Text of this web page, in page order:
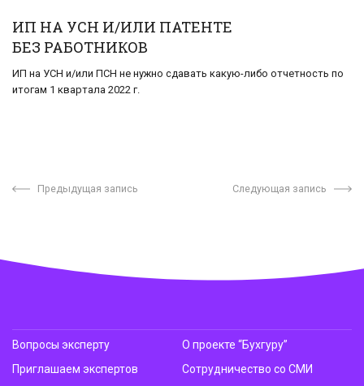
ИП НА УСН И/ИЛИ ПАТЕНТЕ
БЕЗ РАБОТНИКОВ
ИП на УСН и/или ПСН не нужно сда­вать ка­кую-ли­бо от­чет­ность по
ито­гам 1 квар­та­ла 2022 г.
Предыдущая запись Следующая запись
Вопросы эксперту
Приглашаем экспертов
О проекте “Бухгуру”
Сотрудничество со СМИ